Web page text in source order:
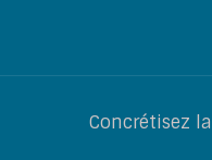
Concrétisez